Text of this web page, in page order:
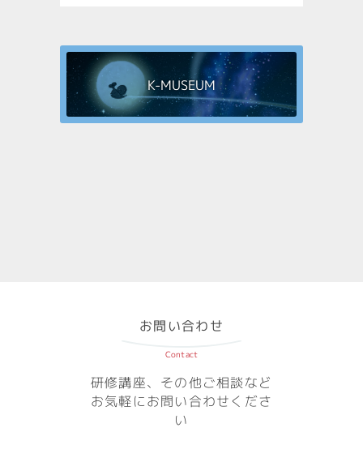
K-MUSEUM
お問い合わせ
Contact
研修講座、その他ご相談など
お気軽にお問い合わせくださ
い